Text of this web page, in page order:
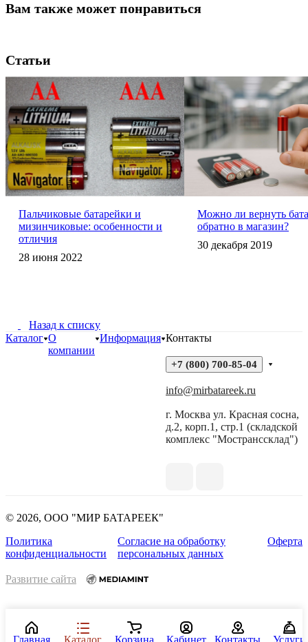
Вам также может понравиться
Статьи
Пальчиковые батарейки и
мизинчиковые: особенности и
отличия
28 июня 2022
Можно ли вернуть
обратно в магазин?
30 декабря 2019
Назад к списку
Каталог О
компании
Информация Контакты
+7 (800) 700-85-04
info@mirbatareek.ru
г. Москва ул. Красная сосна,
д.2, корп.1, стр.1 (складской
комплекс "Мостранссклад")
© 2026, ООО "МИР БАТАРЕЕК"
Политика
конфиденциальности
Согласие на обработку
персональных данных
Оферта
Развитие сайта